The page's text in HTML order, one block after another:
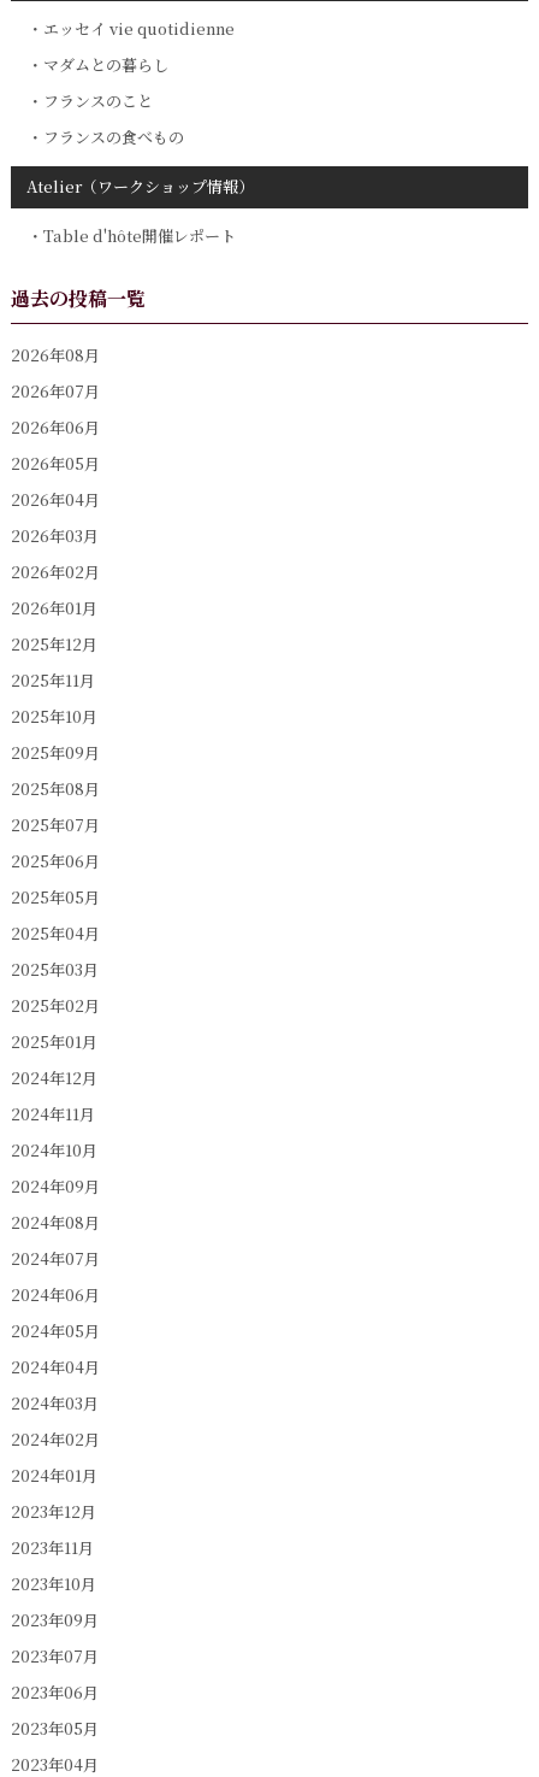
エッセイ vie quotidienne
マダムとの暮らし
フランスのこと
フランスの食べもの
Atelier（ワークショップ情報）
Table d'hôte開催レポート
過去の投稿一覧
2026年08月
2026年07月
2026年06月
2026年05月
2026年04月
2026年03月
2026年02月
2026年01月
2025年12月
2025年11月
2025年10月
2025年09月
2025年08月
2025年07月
2025年06月
2025年05月
2025年04月
2025年03月
2025年02月
2025年01月
2024年12月
2024年11月
2024年10月
2024年09月
2024年08月
2024年07月
2024年06月
2024年05月
2024年04月
2024年03月
2024年02月
2024年01月
2023年12月
2023年11月
2023年10月
2023年09月
2023年07月
2023年06月
2023年05月
2023年04月